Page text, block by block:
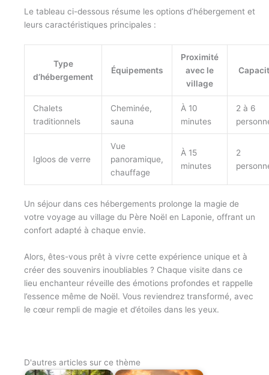
Le tableau ci-dessous résume les options d’hébergement et
leurs caractéristiques principales :
Type
d’hébergement
Équipements
Proximité
avec le
village
Chalets
traditionnels
Cheminée,
sauna
À 10
minutes
2 à 6
Igloos de verre
Vue
panoramique,
chauffage
À 15
minutes
2
Un séjour dans ces hébergements prolonge la magie de
votre voyage au village du Père Noël en Laponie, offrant un
confort adapté à chaque envie.
Alors, êtes-vous prêt à vivre cette expérience unique et à
créer des souvenirs inoubliables ? Chaque visite dans ce
lieu enchanteur réveille des émotions profondes et rappelle
l’essence même de Noël. Vous reviendrez transformé, avec
le cœur rempli de magie et d’étoiles dans les yeux.
D'autres articles sur ce thème